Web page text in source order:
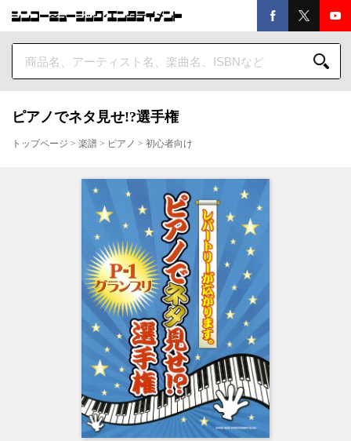
ピアノでネタ見せ!?選手権
トップページ > 楽譜 > ピアノ > 初心者向け